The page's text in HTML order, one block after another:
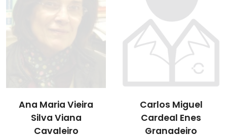
Carlos Miguel
Cardeal Enes
Granadeiro
Filipa Lourosa Sousa
Investigador Júnior